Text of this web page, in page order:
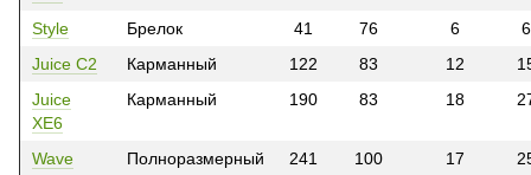
Style Брелок 41 76 6
Juice C2
Карманный 122 83 12
Juice
XE6
Карманный 190 83 18
Wave Полноразмерный 241 100 17